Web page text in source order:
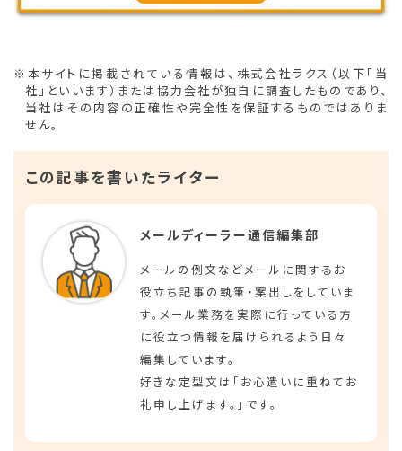
※本サイトに掲載されている情報は、株式会社ラクス（以下「当
社」といいます）または協力会社が独自に調査したものであり、
当社はその内容の正確性や完全性を保証するものではありま
せん。
この記事を書いたライター
メールディーラー通信編集部
メールの例文などメールに関するお
役立ち記事の執筆・案出しをしていま
す。メール業務を実際に行っている方
に役立つ情報を届けられるよう日々
編集しています。
好きな定型文は「お心遣いに重ねてお
礼申し上げます。」です。